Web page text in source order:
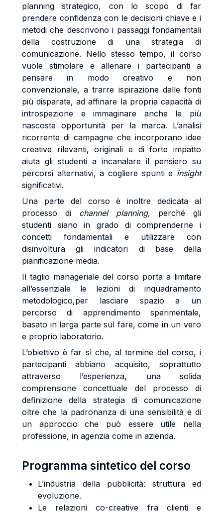
planning strategico, con lo scopo di far
prendere confidenza con le decisioni chiave e i
metodi che descrivono i passaggi fondamentali
della costruzione di una strategia di
comunicazione. Nello stesso tempo, il corso
vuole stimolare e allenare i partecipanti a
pensare in modo creativo e non
convenzionale, a trarre ispirazione dalle fonti
più disparate, ad affinare la propria capacità di
introspezione e immaginare anche le più
nascoste opportunità per la marca. L’analisi
ricorrente di campagne che incorporano idee
creative rilevanti, originali e di forte impatto
aiuta gli studenti a incanalare il pensiero su
percorsi alternativi, a cogliere spunti e insight
significativi.
Una parte del corso è inoltre dedicata al
processo di channel planning, perché gli
studenti siano in grado di comprenderne i
concetti fondamentali e utilizzare con
disinvoltura gli indicatori di base della
pianificazione media.
Il taglio manageriale del corso porta a limitare
all’essenziale le lezioni di inquadramento
metodologico,per lasciare spazio a un
percorso di apprendimento sperimentale,
basato in larga parte sul fare, come in un vero
e proprio laboratorio.
L’obiettivo è far sì che, al termine del corso, i
partecipanti abbiano acquisito, soprattutto
attraverso l’esperienza, una solida
comprensione concettuale del processo di
definizione della strategia di comunicazione
oltre che la padronanza di una sensibilità e di
un approccio che può essere utile nella
professione, in agenzia come in azienda.
Programma sintetico del corso
L’industria della pubblicità: struttura ed
evoluzione.
Le relazioni co-creative fra clienti e